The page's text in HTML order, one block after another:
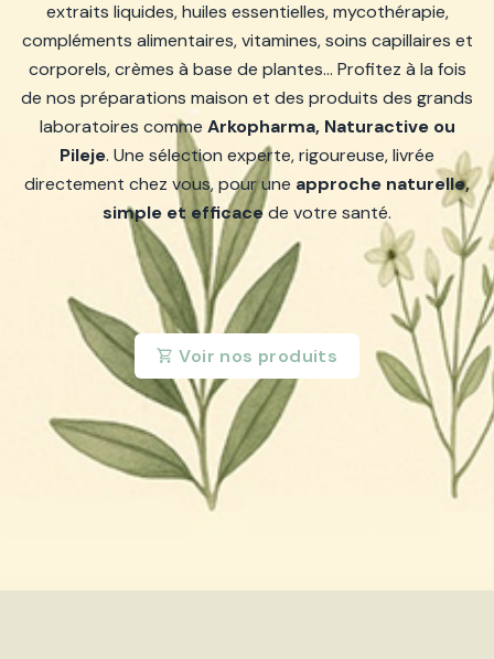
extraits liquides, huiles essentielles, mycothérapie,
compléments alimentaires, vitamines, soins capillaires et
corporels, crèmes à base de plantes… Profitez à la fois
de nos préparations maison et des produits des grands
laboratoires comme Arkopharma, Naturactive ou
Pileje. Une sélection experte, rigoureuse, livrée
directement chez vous, pour une approche naturelle,
simple et efficacede votre santé.
Voir nos produits